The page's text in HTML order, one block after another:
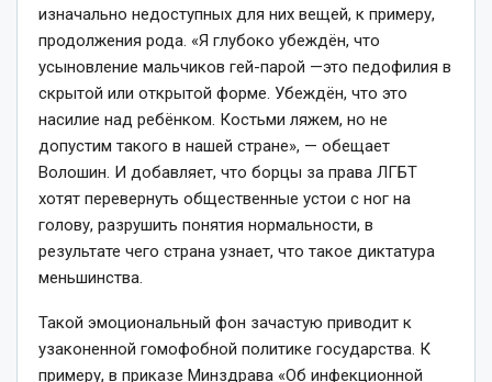
изначально недоступных для них вещей, к примеру,
продолжения рода. «Я глубоко убеждён, что
усыновление мальчиков гей-парой —это педофилия в
скрытой или открытой форме. Убеждён, что это
насилие над ребёнком. Костьми ляжем, но не
допустим такого в нашей стране», — обещает
Волошин. И добавляет, что борцы за права ЛГБТ
хотят перевернуть общественные устои с ног на
голову, разрушить понятия нормальности, в
результате чего страна узнает, что такое диктатура
меньшинства.
Такой эмоциональный фон зачастую приводит к
узаконенной гомофобной политике государства. К
примеру, в приказе Минздрава «Об инфекционной